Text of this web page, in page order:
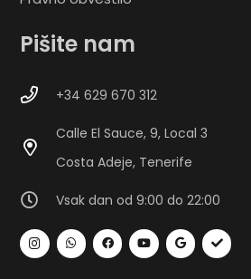
Pišite nam
+34 629 670 312
Calle El Sauce, 9, Local 3
Costa Adeje, Tenerife
Vsak dan od 9:00 do 22:00